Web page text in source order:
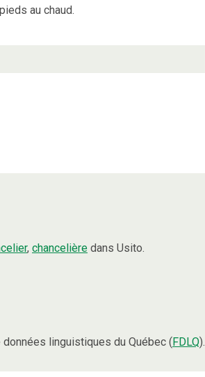
au chaud.
, chancelière dans Usito.
linguistiques du Québec (FDLQ).